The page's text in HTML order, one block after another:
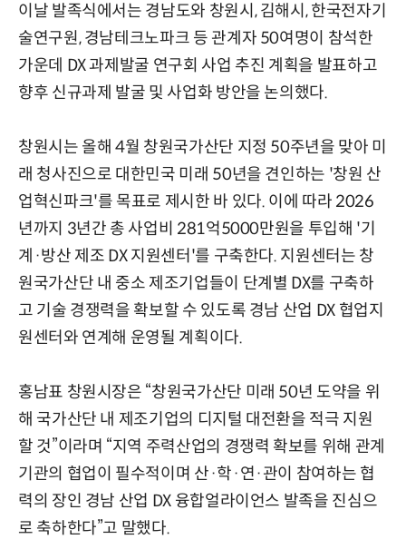
이날 발족식에서는 경남도와 창원시, 김해시, 한국전자기
술연구원, 경남테크노파크 등 관계자 50여명이 참석한
가운데 DX 과제발굴 연구회 사업 추진 계획을 발표하고
향후 신규과제 발굴 및 사업화 방안을 논의했다.
창원시는 올해 4월 창원국가산단 지정 50주년을 맞아 미
래 청사진으로 대한민국 미래 50년을 견인하는 '창원 산
업혁신파크'를 목표로 제시한 바 있다. 이에 따라 2026
년까지 3년간 총 사업비 281억5000만원을 투입해 '기
계·방산 제조 DX 지원센터'를 구축한다. 지원센터는 창
원국가산단 내 중소 제조기업들이 단계별 DX를 구축하
고 기술 경쟁력을 확보할 수 있도록 경남 산업 DX 협업지
원센터와 연계해 운영될 계획이다.
홍남표 창원시장은 “창원국가산단 미래 50년 도약을 위
해 국가산단 내 제조기업의 디지털 대전환을 적극 지원
할 것”이라며 “지역 주력산업의 경쟁력 확보를 위해 관계
기관의 협업이 필수적이며 산·학·연·관이 참여하는 협
력의 장인 경남 산업 DX 융합얼라이언스 발족을 진심으
로 축하한다”고 말했다.